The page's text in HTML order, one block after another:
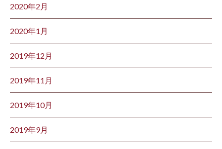
2020年2月
2020年1月
2019年12月
2019年11月
2019年10月
2019年9月